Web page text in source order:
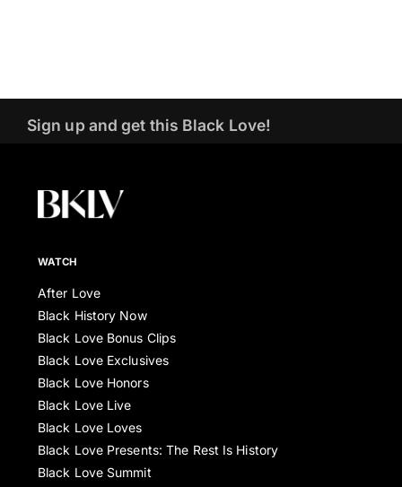
Sign up and get this Black Love!
WATCH
After Love
Black History Now
Black Love Bonus Clips
Black Love Exclusives
Black Love Honors
Black Love Live
Black Love Loves
Black Love Presents: The Rest Is History
Black Love Summit